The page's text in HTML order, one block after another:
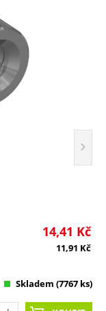
14,41 Kč
11,91 Kč
Skladem (7767 ks)